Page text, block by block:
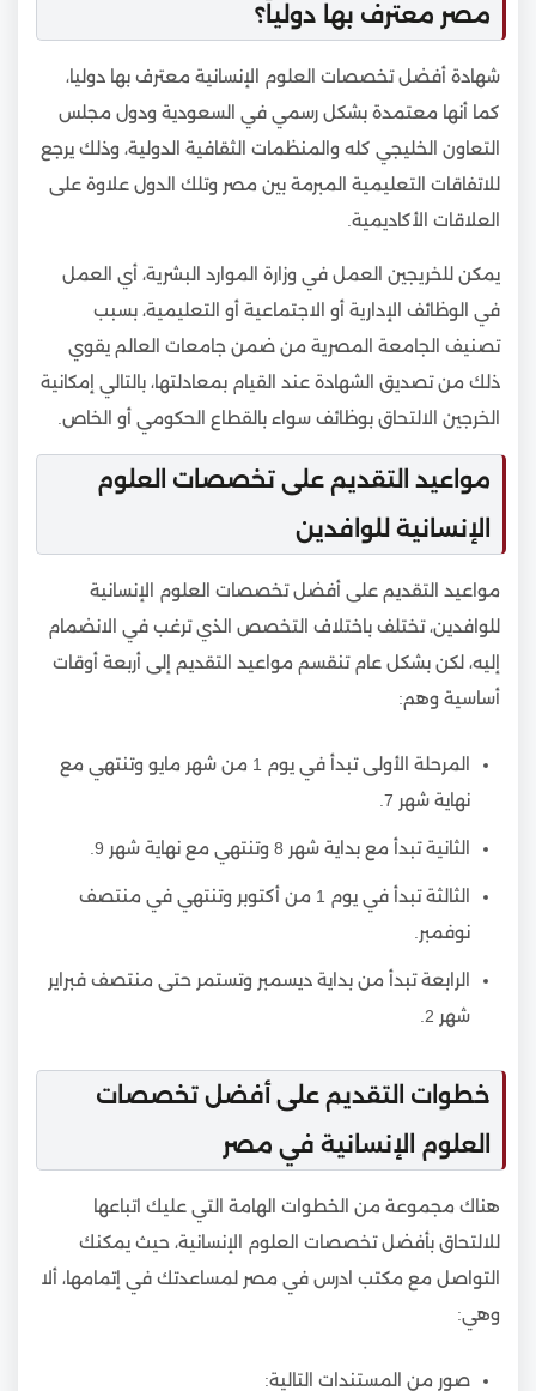
مصر معترف بها دولياً؟
شهادة أفضل تخصصات العلوم الإنسانية معترف بها دوليا،
كما أنها معتمدة بشكل رسمي في السعودية ودول مجلس
التعاون الخليجي كله والمنظمات الثقافية الدولية، وذلك يرجع
للاتفاقات التعليمية المبرمة بين مصر وتلك الدول علاوة على
العلاقات الأكاديمية.
يمكن للخريجين العمل في وزارة الموارد البشرية، أي العمل
في الوظائف الإدارية أو الاجتماعية أو التعليمية، بسبب
تصنيف الجامعة المصرية من ضمن جامعات العالم يقوي
ذلك من تصديق الشهادة عند القيام بمعادلتها، بالتالي إمكانية
الخرجين الالتحاق بوظائف سواء بالقطاع الحكومي أو الخاص.
مواعيد التقديم على تخصصات العلوم
الإنسانية للوافدين
مواعيد التقديم على أفضل تخصصات العلوم الإنسانية
للوافدين، تختلف باختلاف التخصص الذي ترغب في الانضمام
إليه، لكن بشكل عام تنقسم مواعيد التقديم إلى أربعة أوقات
أساسية وهم:
المرحلة الأولى تبدأ في يوم 1 من شهر مايو وتنتهي مع
نهاية شهر 7.
الثانية تبدأ مع بداية شهر 8 وتنتهي مع نهاية شهر 9.
الثالثة تبدأ في يوم 1 من أكتوبر وتنتهي في منتصف
نوفمبر.
الرابعة تبدأ من بداية ديسمبر وتستمر حتى منتصف فبراير
شهر 2.
خطوات التقديم على أفضل تخصصات
العلوم الإنسانية في مصر
هناك مجموعة من الخطوات الهامة التي عليك اتباعها
للالتحاق بأفضل تخصصات العلوم الإنسانية، حيث يمكنك
التواصل مع مكتب ادرس في مصر لمساعدتك في إتمامها، ألا
وهي:
صور من المستندات التالية: